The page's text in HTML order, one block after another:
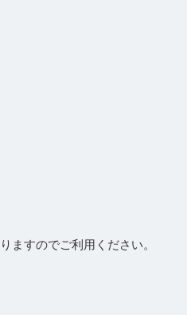
ますのでご利用ください。